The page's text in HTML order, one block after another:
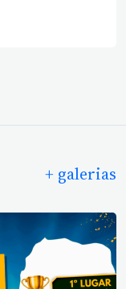
+ galerias